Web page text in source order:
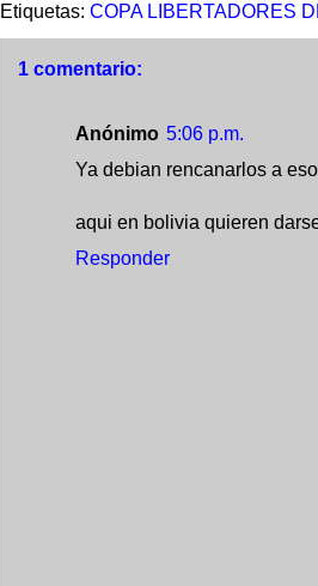
Etiquetas: COPA LIBERTADORES
1 comentario:
Anónimo 5:06 p.m.
Ya debian rencanarlos a
aqui en bolivia quieren
Responder